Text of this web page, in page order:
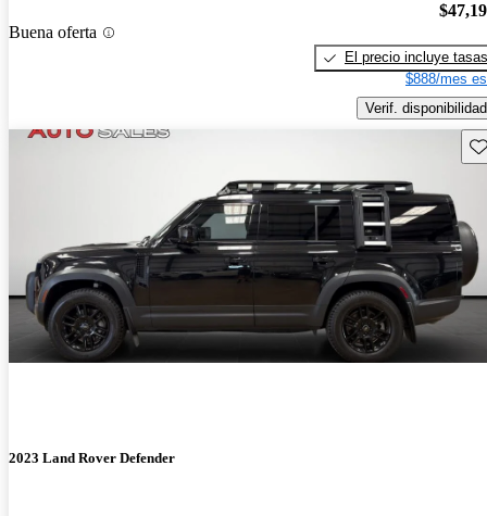
Buena oferta
El precio incluye tasas
$888/mes
Verif. disponibilidad
2023 Land Rover Defender